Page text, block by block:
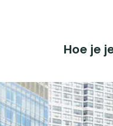
Hoe je